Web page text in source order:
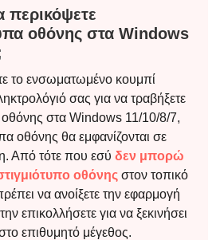
οθόνης στα Windows
το ενσωματωμένο κουμπί
σας για να τραβήξετε
οθόνης στα Windows 11/10/8/7,
οθόνης θα εμφανίζονται σε
Από τότε που εσύ δεν μπορώ
οθόνης στον τοπικό
να ανοίξετε την εφαρμογή
επικολλήσετε για να ξεκινήσει
επιθυμητό μέγεθος.